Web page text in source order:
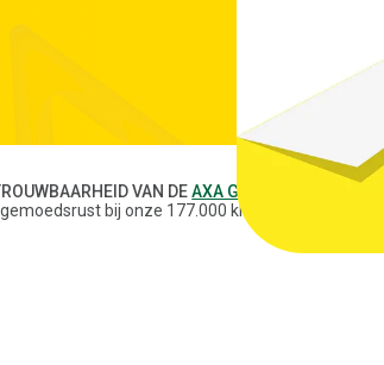
VAN DEAXA GROEP
bij onze 177.000 klanten.